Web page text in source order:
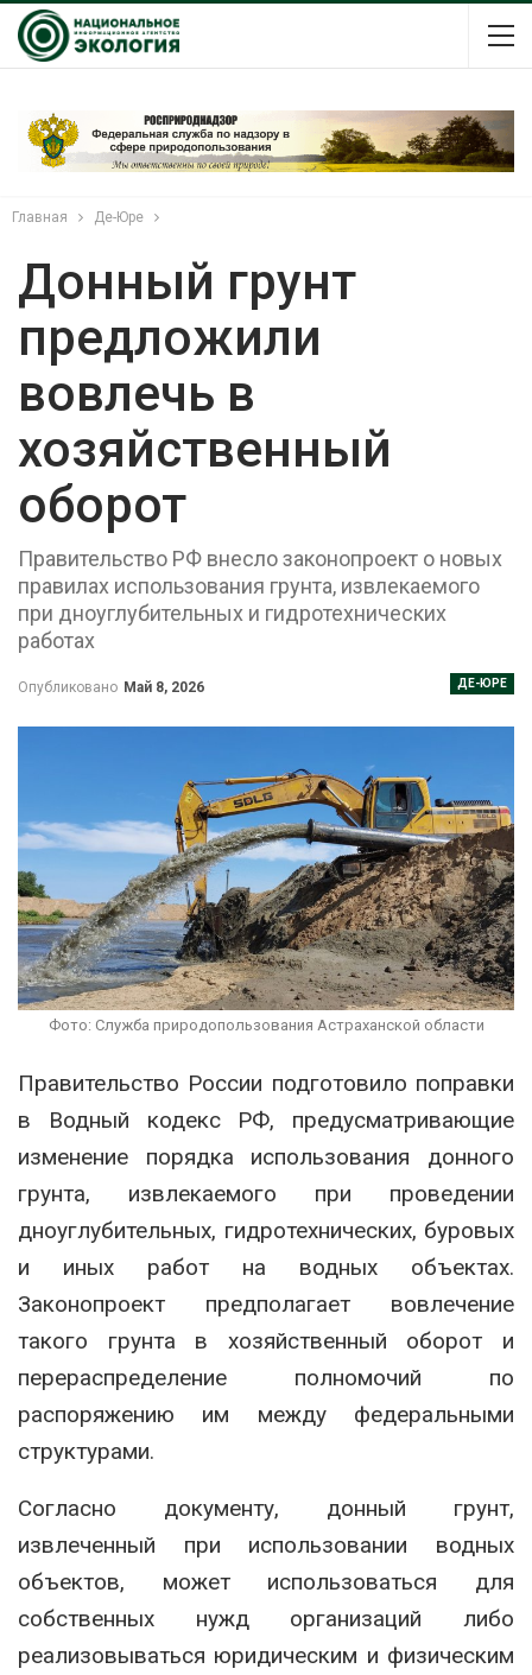
Главная Де-Юре
Донный грунт
предложили
вовлечь в
хозяйственный
оборот
Правительство РФ внесло законопроект о новых
правилах использования грунта, извлекаемого
при дноуглубительных и гидротехнических
работах
ДЕ-ЮРЕ
Опубликовано Май 8, 2026
Фото: Служба природопользования Астраханской области
Правительство России подготовило поправки
в Водный кодекс РФ, предусматривающие
изменение порядка использования донного
грунта, извлекаемого при проведении
дноуглубительных, гидротехнических, буровых
и иных работ на водных объектах.
Законопроект предполагает вовлечение
такого грунта в хозяйственный оборот и
перераспределение полномочий по
распоряжению им между федеральными
структурами.
Согласно документу, донный грунт,
извлеченный при использовании водных
объектов, может использоваться для
собственных нужд организаций либо
реализовываться юридическим и физическим